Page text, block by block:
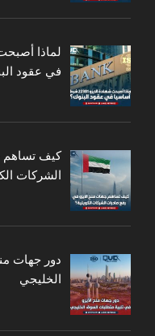
في عقود
كيف تساهم
الشركات
دور جهات
الخليجي